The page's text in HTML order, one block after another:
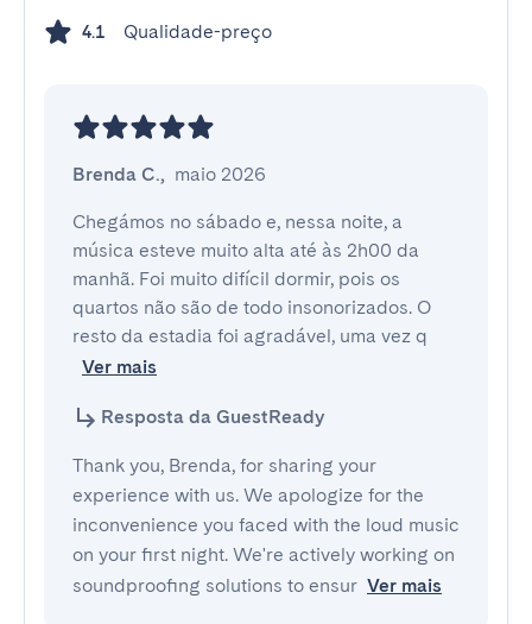
4.1 Qualidade-preço
Brenda C., maio 2026
Chegámos no sábado e, nessa noite, a
música esteve muito alta até às 2h00 da
manhã. Foi muito difícil dormir, pois os
quartos não são de todo insonorizados. O
resto da estadia foi agradável, uma vez q
Ver mais
Resposta da GuestReady
Thank you, Brenda, for sharing your
experience with us. We apologize for the
inconvenience you faced with the loud music
on your first night. We're actively working on
soundproofing solutions to ensur Ver mais